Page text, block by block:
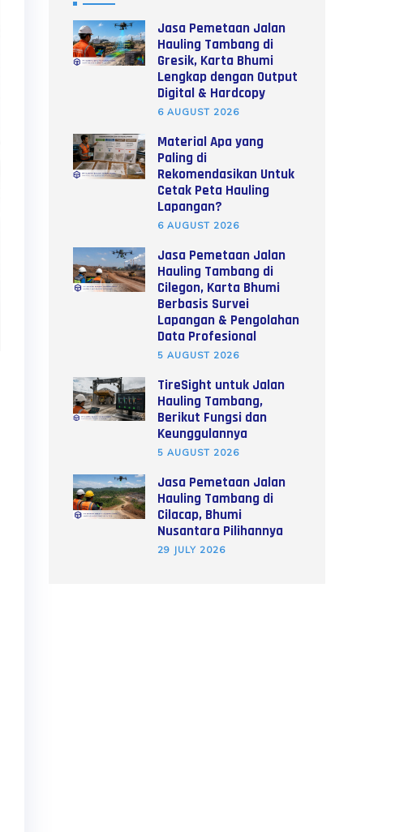
Jasa Pemetaan Jalan
Hauling Tambang di
Gresik, Karta Bhumi
Lengkap dengan Output
Digital & Hardcopy
6 AUGUST 2026
Material Apa yang
Paling di
Rekomendasikan Untuk
Cetak Peta Hauling
Lapangan?
6 AUGUST 2026
Jasa Pemetaan Jalan
Hauling Tambang di
Cilegon, Karta Bhumi
Berbasis Survei
Lapangan & Pengolahan
Data Profesional
5 AUGUST 2026
TireSight untuk Jalan
Hauling Tambang,
Berikut Fungsi dan
Keunggulannya
5 AUGUST 2026
Jasa Pemetaan Jalan
Hauling Tambang di
Cilacap, Bhumi
Nusantara Pilihannya
29 JULY 2026